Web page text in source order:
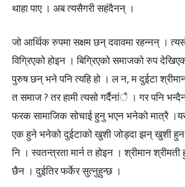
थाहा पाए । अब त्यसैगरी सहंदैनन् ।
जो आर्थिक रुपमा सक्षम छन् दवावमा रहन्नन् ।
विग्रिएको होइन । बिग्रिएको समाजको रुप
पुरुष छन् भने पनि त्यहि हो । ल न, म दुईटा
त समाज ? तर हामी त्यसो गर्दैनांै । गर पनि
फरक सामाजिक सोचाई हुनु भएन भनेको मात्रै
एक हुने भनेको दुईटाको खुशी जोड्दा झन् खुशी
नि । स्वतन्त्रता मार्न त होइन । श्रीमान
छैन । दुईतिर फर्केर सुत्नुहुन्छ ।